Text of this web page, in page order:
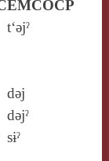
EMCOCP
t‘ǝjˀ
dǝj
dǝjˀ
sɨˀ